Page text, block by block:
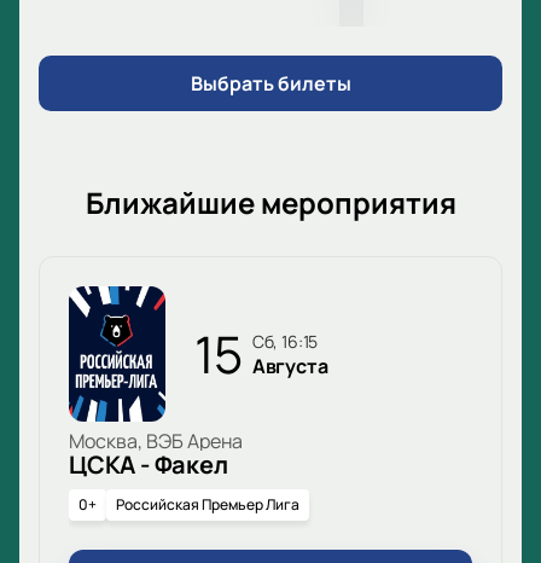
Выбрать билеты
Ближайшие мероприятия
15 сб, 16:15
Августа
Москва, ВЭБ Арена
ЦСКА - Факел
0+ Российская Премьер Лига